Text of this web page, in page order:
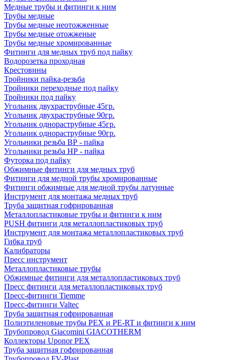
Медные трубы и фитинги к ним
Трубы медные
Трубы медные неотожженные
Трубы медные отожженые
Трубы медные хромированные
Фитинги для медных труб под пайку
Водорозетка проходная
Крестовины
Тройники пайка-резьба
Тройники переходные под пайку
Тройники под пайку
Угольник двухраструбные 45гр.
Угольник двухраструбные 90гр.
Угольник однораструбные 45гр.
Угольник однораструбные 90гр.
Угольники резьба ВР - пайка
Угольники резьба НР - пайка
Футорка под пайку
Обжимные фитинги для медных труб
Фитинги для медной трубы хромированные
Фитинги обжимные для медной трубы латунные
Инструмент для монтажа медных труб
Труба защитная гофрированная
Металлопластиковые трубы и фитинги к ним
PUSH фитинги для металлопластиковых труб
Инструмент для монтажа металлопластиковых труб
Гибка труб
Калибраторы
Пресс инструмент
Металлопластиковые трубы
Обжимные фитинги для металлопластиковых труб
Пресс фитинги для металлопластиковых труб
Пресс-фитинги Tiemme
Пресс-фитинги Valtec
Труба защитная гофрированная
Полиэтиленовые трубы PEX и PE-RT и фитинги к ним
Трубопровод Giacomini GIACOTHERM
Коллекторы Uponor PEX
Труба защитная гофрированная